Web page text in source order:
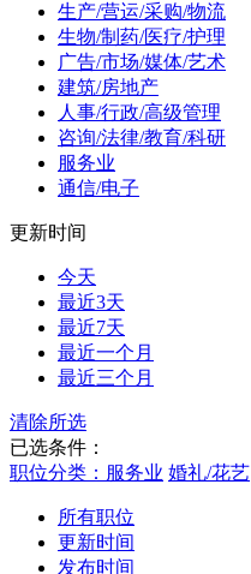
生产/营运/采购/物流
生物/制药/医疗/护理
广告/市场/媒体/艺术
建筑/房地产
人事/行政/高级管理
咨询/法律/教育/科研
服务业
通信/电子
更新时间
今天
最近3天
最近7天
最近一个月
最近三个月
清除所选
已选条件：
职位分类：服务业 婚礼/花艺
所有职位
更新时间
发布时间